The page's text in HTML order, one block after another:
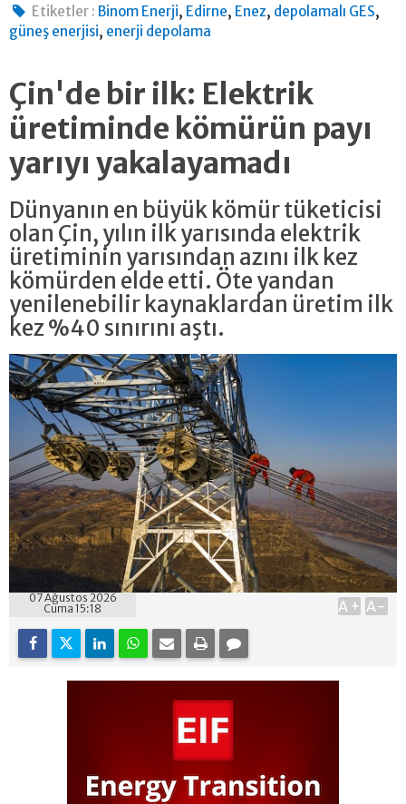
Etiketler : Binom Enerji, Edirne, Enez, depolamalı GES,
güneş enerjisi, enerji depolama
Çin'de bir ilk: Elektrik
üretiminde kömürün payı
yarıyı yakalayamadı
Dünyanın en büyük kömür tüketicisi
olan Çin, yılın ilk yarısında elektrik
üretiminin yarısından azını ilk kez
kömürden elde etti. Öte yandan
yenilenebilir kaynaklardan üretim ilk
kez %40 sınırını aştı.
07 Ağustos 2026
Cuma 15:18
A+ A-